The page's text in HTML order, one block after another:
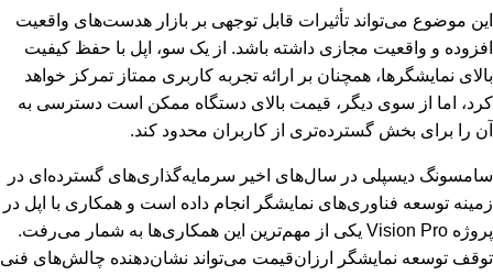
این موضوع می‌تواند تأثیرات قابل توجهی بر بازار هدست‌های واقعیت
افزوده و واقعیت مجازی داشته باشد. از یک سو، اپل با حفظ کیفیت
بالای نمایشگرها، همچنان بر ارائه تجربه کاربری ممتاز تمرکز خواهد
کرد، اما از سوی دیگر، قیمت بالای دستگاه ممکن است دسترسی به
آن را برای بخش گسترده‌تری از کاربران محدود کند.
سامسونگ دیسپلی در سال‌های اخیر سرمایه‌گذاری‌های گسترده‌ای در
زمینه توسعه فناوری‌های نمایشگر انجام داده است و همکاری با اپل در
پروژه Vision Pro یکی از مهم‌ترین این همکاری‌ها به شمار می‌رفت.
توقف توسعه نمایشگر ارزان‌قیمت می‌تواند نشان‌دهنده چالش‌های فنی